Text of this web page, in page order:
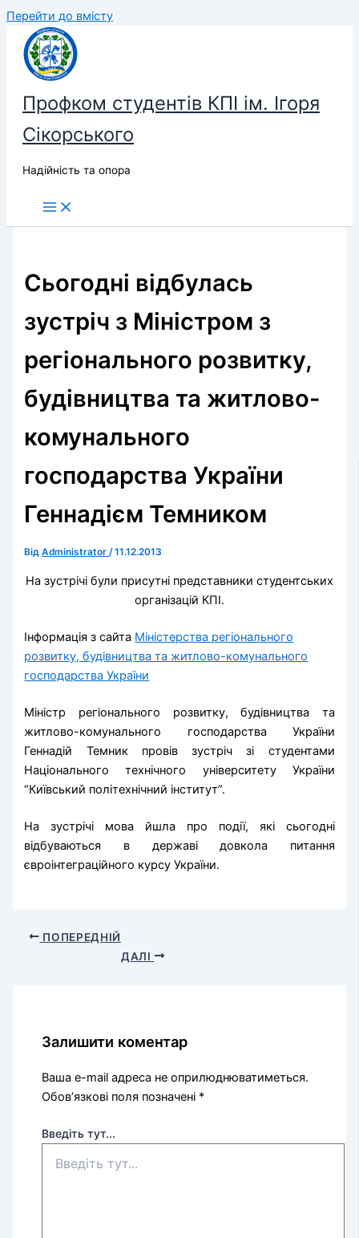
Перейти до вмісту
Профком студентів КПІ ім. Ігоря
Сікорського
Надійність та опора
Сьогодні відбулась
зустріч з Міністром з
регіонального розвитку,
будівництва та житлово-
комунального
господарства України
Геннадієм Темником
ВідAdministrator/11.12.2013
На зустрічі були присутні представники студентських
організацій КПІ.
Інформація з сайта Міністерства регіонального
розвитку, будівництва та житлово-комунального
господарства України
Міністр регіонального розвитку, будівництва та
житлово-комунального господарства України
Геннадій Темник провів зустріч зі студентами
Національного технічного університету України
“Київський політехнічний інститут”.
На зустрічі мова йшла про події, які сьогодні
відбуваються в державі довкола питання
євроінтеграційного курсу України.
ПОПЕРЕДНІЙ
ДАЛІ
Залишити коментар
Ваша e-mail адреса не оприлюднюватиметься.
Обов’язкові поля позначені *
Введіть тут...